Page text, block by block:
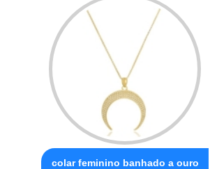
colar feminino banhado a ouro